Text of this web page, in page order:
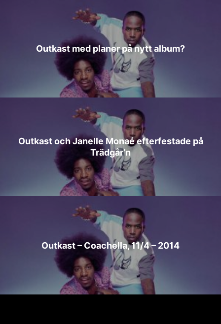
Outkast med planer på nytt album?
Outkast och Janelle Monaé efterfestade på
Trädgår’n
Outkast – Coachella, 11/4 – 2014